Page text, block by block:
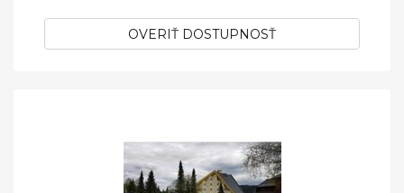
OVERIŤ DOSTUPNOSŤ